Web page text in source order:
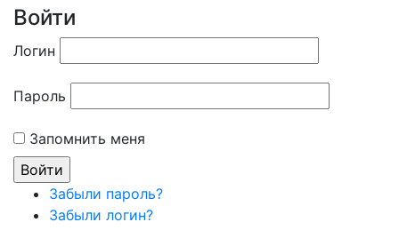
Войти
Логин
Пароль
Запомнить меня
Забыли пароль?
Забыли логин?